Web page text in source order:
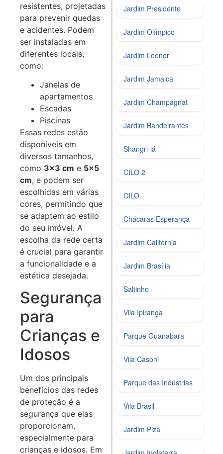
resistentes, projetadas
para prevenir quedas
e acidentes. Podem
ser instaladas em
diferentes locais,
como:
Janelas de
apartamentos
Escadas
Piscinas
Essas redes estão
disponíveis em
diversos tamanhos,
como 3x3 cm e 5x5
cm, e podem ser
escolhidas em várias
cores, permitindo que
se adaptem ao estilo
do seu imóvel. A
escolha da rede certa
é crucial para garantir
a funcionalidade e a
estética desejada.
Segurança
para
Crianças e
Idosos
Um dos principais
benefícios das redes
de proteção é a
segurança que elas
proporcionam,
especialmente para
crianças e idosos. Em
Jardim Presidente
Jardim Olímpico
Jardim Leonor
Jardim Jamaica
Jardim Champagnat
Jardim Bandeirantes
Shangri-lá
CILO 2
CILO
Chácaras Esperança
Jardim Califórnia
Jardim Brasília
Saltinho
Vila Ipiranga
Parque Guanabara
Vila Casoni
Parque das Indústrias
Vila Brasil
Jardim Piza